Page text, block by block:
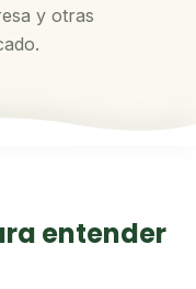
y otras
entender